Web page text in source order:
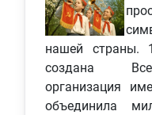
нашей страны.
создана
организация
объединила